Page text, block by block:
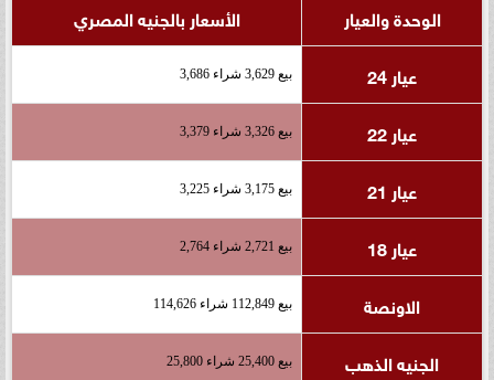
الوحدة والعيار
الأسعار بالجنيه المصري
عيار 24
بيع 3,629 شراء 3,686
عيار 22 بيع 3,326 شراء 3,379
عيار 21 بيع 3,175 شراء 3,225
عيار 18 بيع 2,721 شراء 2,764
الاونصة بيع 112,849 شراء 114,626
الجنيه الذهب بيع 25,400 شراء 25,800